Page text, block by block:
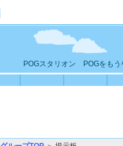
POGスタリオン POGをもう